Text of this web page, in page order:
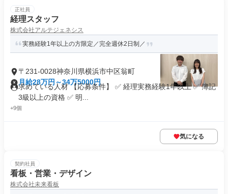
正社員
経理スタッフ
株式会社アルテジェネシス
実務経験1年以上の方限定／完全週休2日制／
〒231-0028神奈川県横浜市中区翁町
月給28万円～34万5000円
求めている人材 【応募条件】 ✅ 経理実務経験1年以上 ✅ 簿記
3級以上の資格 ✅ 明...
+9個
気になる
契約社員
看板・営業・デザイン
株式会社未来看板